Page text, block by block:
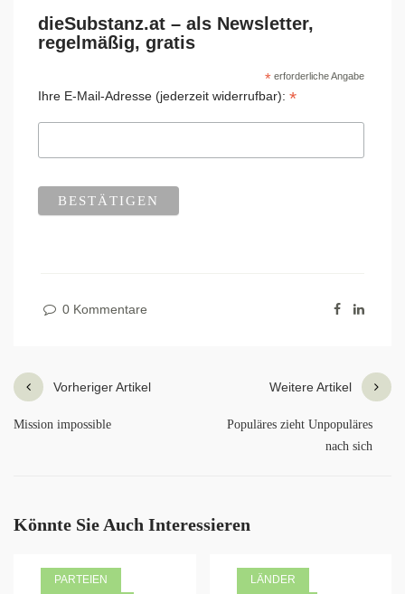
dieSubstanz.at – als Newsletter,
regelmäßig, gratis
*erforderliche Angabe
Ihre E-Mail-Adresse (jederzeit widerrufbar): *
0 Kommentare
Vorheriger Artikel
Mission impossible
Weitere Artikel
Populäres zieht Unpopuläres
nach sich
Könnte Sie Auch Interessieren
PARTEIEN
LÄNDER